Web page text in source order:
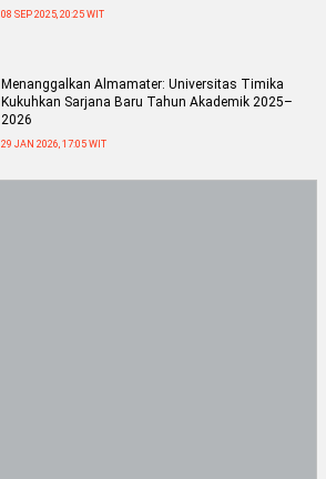
08 SEP 2025, 20:25 WIT
Menanggalkan Almamater: Universitas Timika
Kukuhkan Sarjana Baru Tahun Akademik 2025–
2026
29 JAN 2026, 17:05 WIT